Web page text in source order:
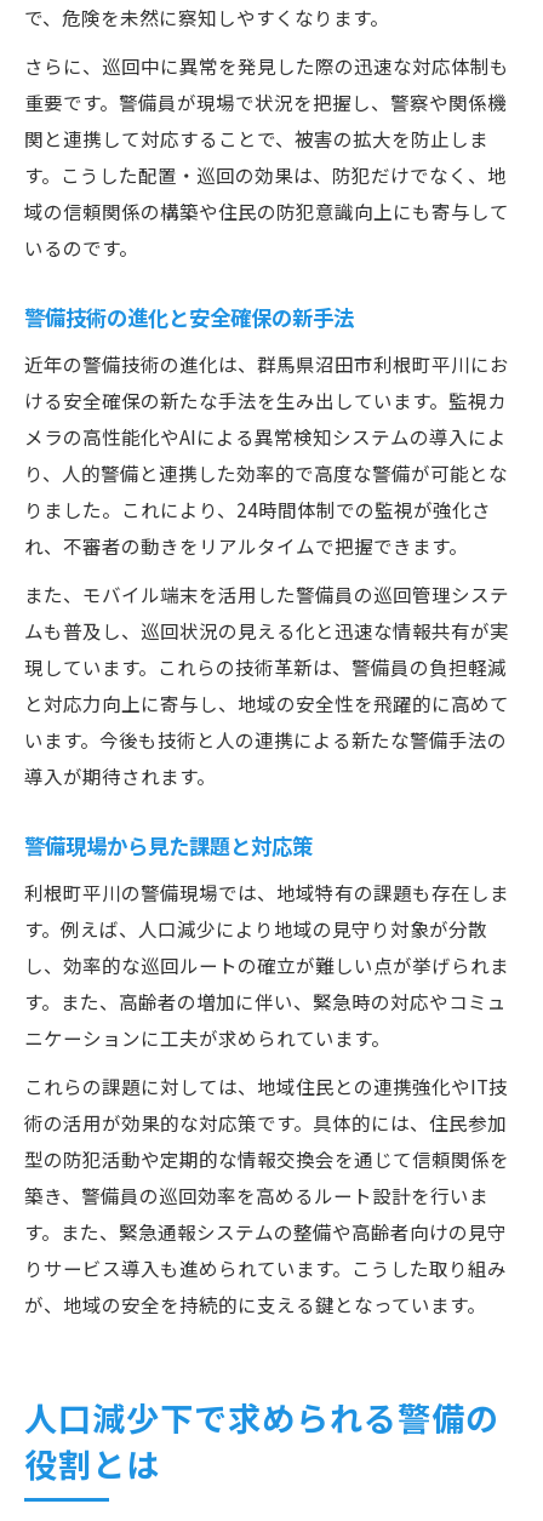
で、危険を未然に察知しやすくなります。
さらに、巡回中に異常を発見した際の迅速な対応体制も
重要です。警備員が現場で状況を把握し、警察や関係機
関と連携して対応することで、被害の拡大を防止しま
す。こうした配置・巡回の効果は、防犯だけでなく、地
域の信頼関係の構築や住民の防犯意識向上にも寄与して
いるのです。
警備技術の進化と安全確保の新手法
近年の警備技術の進化は、群馬県沼田市利根町平川にお
ける安全確保の新たな手法を生み出しています。監視カ
メラの高性能化やAIによる異常検知システムの導入によ
り、人的警備と連携した効率的で高度な警備が可能とな
りました。これにより、24時間体制での監視が強化さ
れ、不審者の動きをリアルタイムで把握できます。
また、モバイル端末を活用した警備員の巡回管理システ
ムも普及し、巡回状況の見える化と迅速な情報共有が実
現しています。これらの技術革新は、警備員の負担軽減
と対応力向上に寄与し、地域の安全性を飛躍的に高めて
います。今後も技術と人の連携による新たな警備手法の
導入が期待されます。
警備現場から見た課題と対応策
利根町平川の警備現場では、地域特有の課題も存在しま
す。例えば、人口減少により地域の見守り対象が分散
し、効率的な巡回ルートの確立が難しい点が挙げられま
す。また、高齢者の増加に伴い、緊急時の対応やコミュ
ニケーションに工夫が求められています。
これらの課題に対しては、地域住民との連携強化やIT技
術の活用が効果的な対応策です。具体的には、住民参加
型の防犯活動や定期的な情報交換会を通じて信頼関係を
築き、警備員の巡回効率を高めるルート設計を行いま
す。また、緊急通報システムの整備や高齢者向けの見守
りサービス導入も進められています。こうした取り組み
が、地域の安全を持続的に支える鍵となっています。
人口減少下で求められる警備の
役割とは